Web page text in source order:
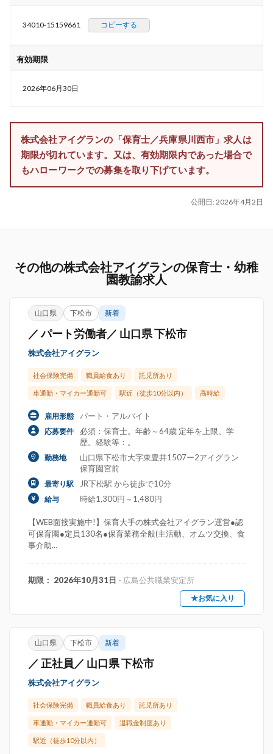
34010-15159661 コピーする
有効期限
2026年06月30日
株式会社アイグランの「保育士／兵庫県川西市」求人は
期限が切れています。又は、有効期限内であった場合で
もハローワークでの募集を取り下げています。
公開日: 2026年4月2日
その他の株式会社アイグランの保育士・幼稚
園教諭求人
山口県 下松市 新着
／ パート労働者／ 山口県 下松市
株式会社アイグラン
社会保険完備 職員給食あり 託児所あり
車通勤・マイカー通勤可 駅近（徒歩10分以内） 高時給
雇用形態 パート・アルバイト
応募要件
必須：保育士。年齢～64歳 定年を上限。学
歴。経験等：。
勤務地
山口県下松市大字東豊井1507ー2アイグラン
保育園宮前
最寄り駅 JR下松駅 から徒歩で10分
給与 時給1,300円～1,480円
【WEB面接実施中!】保育大手の株式会社アイグラン運営●認
可保育園●定員130名●保育業務全般(主活動、オムツ交換、食
事介助...
期限： 2026年10月31日 - 広島公共職業安定所
★お気に入り
山口県 下松市 新着
／ 正社員／ 山口県 下松市
株式会社アイグラン
社会保険完備 職員給食あり 託児所あり
車通勤・マイカー通勤可 退職金制度あり
駅近（徒歩10分以内）